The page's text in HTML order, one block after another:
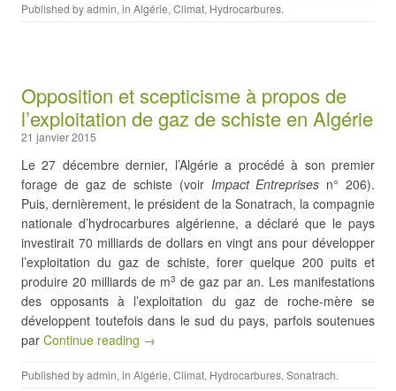
Published byadmin, in Algérie, Climat, Hydrocarbures.
Opposition et scepticisme à propos de
l’exploitation de gaz de schiste en Algérie
21 janvier 2015
Le 27 décembre dernier, l’Algérie a procédé à son premier
forage de gaz de schiste (voir Impact Entreprises n° 206).
Puis, dernièrement, le président de la Sonatrach, la compagnie
nationale d’hydrocarbures algérienne, a déclaré que le pays
investirait 70 milliards de dollars en vingt ans pour développer
l’exploitation du gaz de schiste, forer quelque 200 puits et
produire 20 milliards de m3 de gaz par an. Les manifestations
des opposants à l’exploitation du gaz de roche-mère se
développent toutefois dans le sud du pays, parfois soutenues
par Continue reading →
Published byadmin, in Algérie, Climat, Hydrocarbures, Sonatrach.